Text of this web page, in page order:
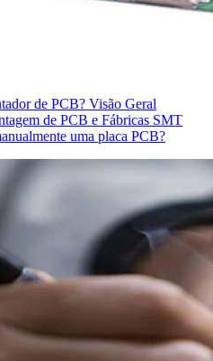
de PCB? Visão Geral
de PCB e Fábricas SMT
uma placa PCB?